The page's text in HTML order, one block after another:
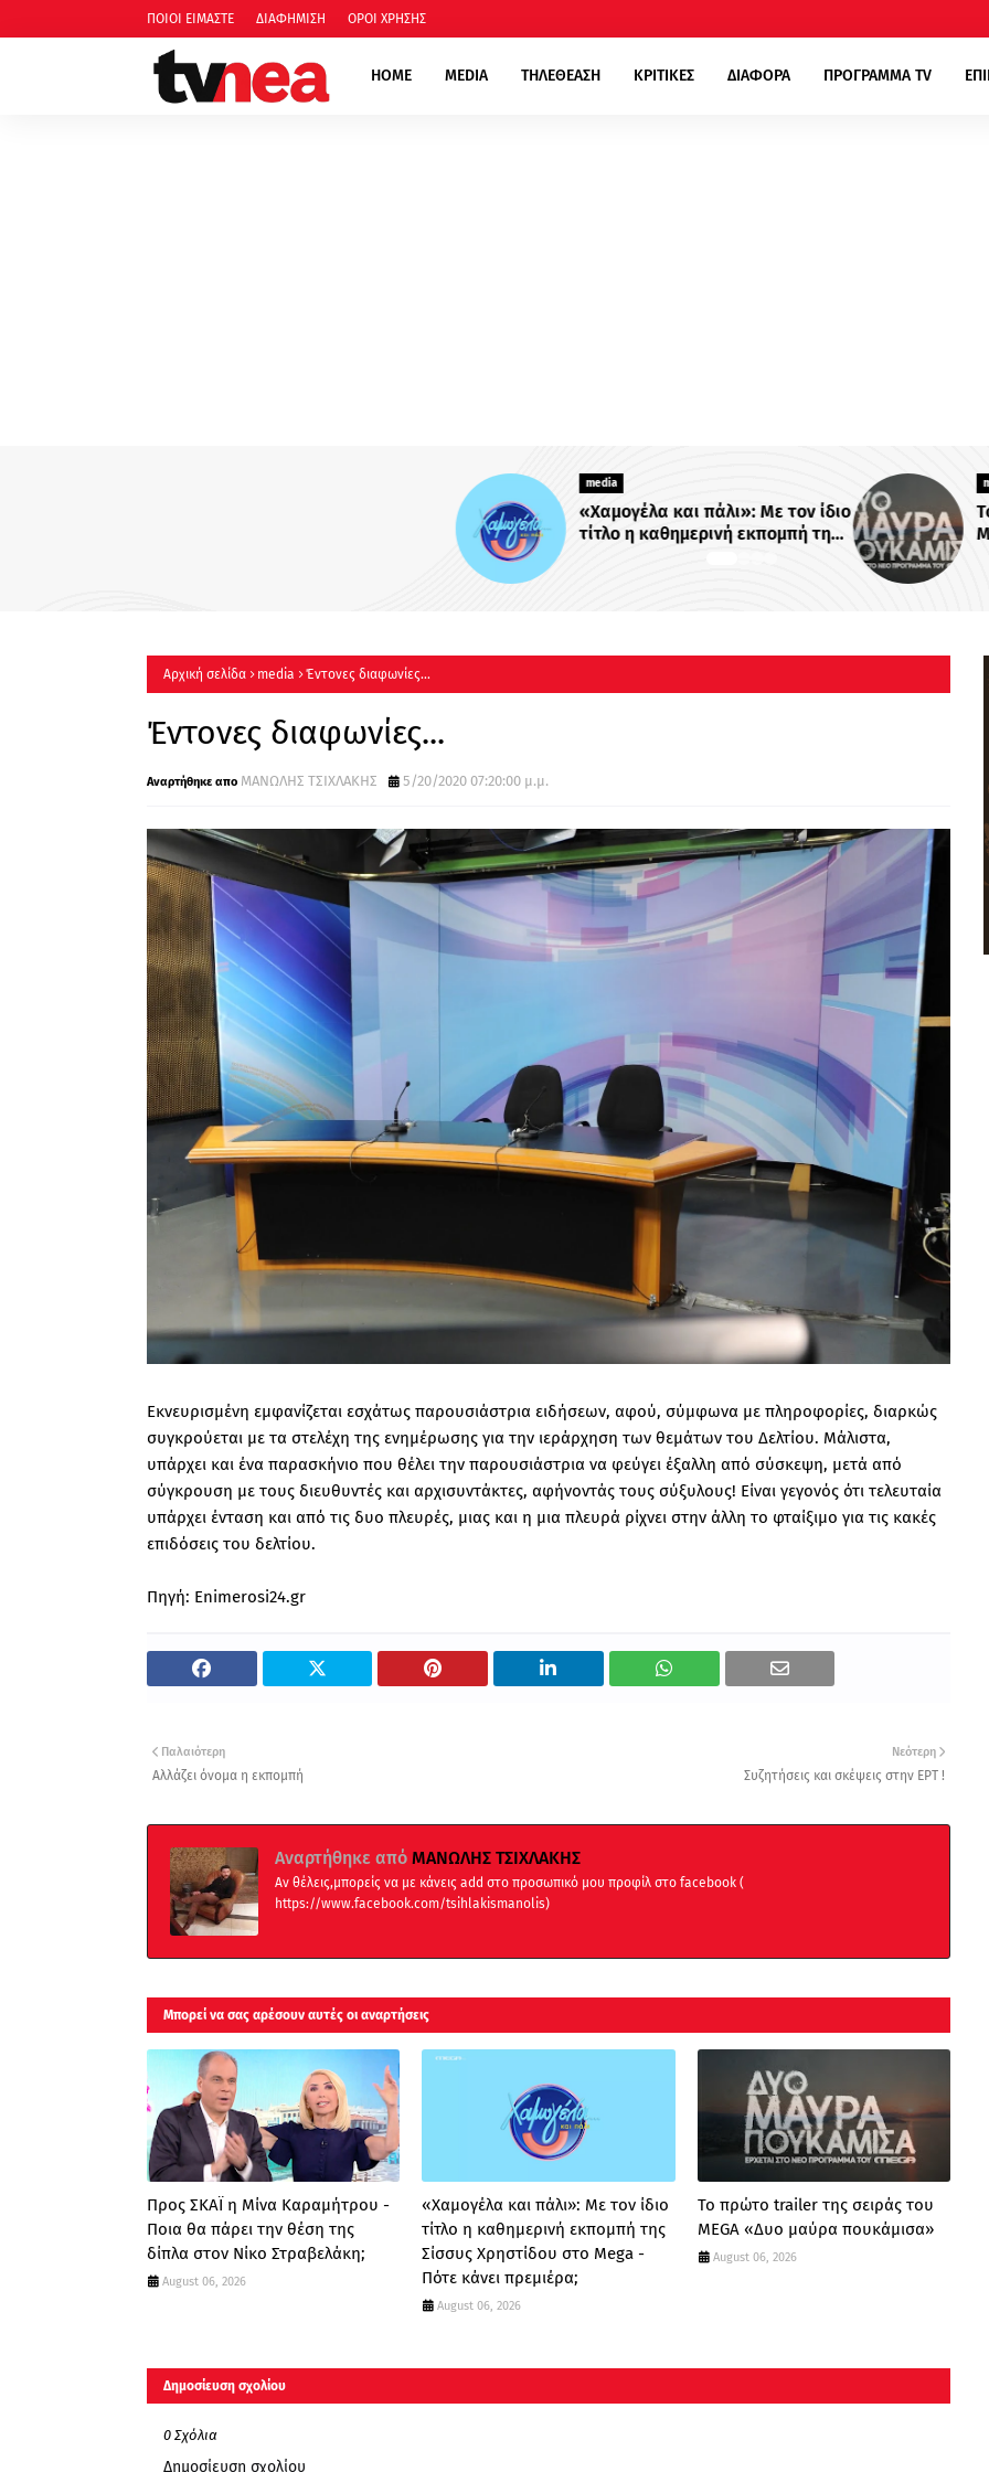
ΠΟΙΟΙ ΕΙΜΑΣΤΕ ΔΙΑΦΗΜΙΣΗ ΟΡΟΙ ΧΡΗΣΗΣ
HOME MEDIA ΤΗΛΕΘΕΑΣΗ ΚΡΙΤΙΚΕΣ ΔΙΑΦΟΡΑ ΠΡΟΓΡΑΜΜΑ TV
«Χαμογέλα και πάλι»: Με τον ίδιο
τίτλο η καθημερινή εκπομπή της
Σίσσυς Χρηστίδου στο Mega -
Το πρώτο trailer της σειράς του
MEGA «Δυο μαύρα πουκάμισα»
Αρχική σελίδα media Έντονες διαφωνίες...
Έντονες διαφωνίες...
ΜΑΝΩΛΗΣ ΤΣΙΧΛΑΚΗΣ 5/20/2020 07:20:00 μ.μ.
Εκνευρισμένη εμφανίζεται εσχάτως παρουσιάστρια ειδήσεων, αφού, σύμφωνα με πληροφορίες, διαρκώς
συγκρούεται με τα στελέχη της ενημέρωσης για την ιεράρχηση των θεμάτων του Δελτίου. Μάλιστα,
υπάρχει και ένα παρασκήνιο που θέλει την παρουσιάστρια να φεύγει έξαλλη από σύσκεψη, μετά από
σύγκρουση με τους διευθυντές και αρχισυντάκτες, αφήνοντάς τους σύξυλους! Είναι γεγονός ότι τελευταία
υπάρχει ένταση και από τις δυο πλευρές, μιας και η μια πλευρά ρίχνει στην άλλη το φταίξιμο για τις κακές
επιδόσεις του δελτίου.
Πηγή: Εnimerosi24.gr
Νεότερη
Συζητήσεις και σκέψεις στην ΕΡΤ !
Παλαιότερη
Αλλάζει όνομα η εκπομπή
Αναρτήθηκε από ΜΑΝΩΛΗΣ ΤΣΙΧΛΑΚΗΣ
Αν θέλεις,μπορείς να με κάνεις add στο προσωπικό μου προφίλ στο facebook (
https://www.facebook.com/tsihlakismanolis)
Μπορεί να σας αρέσουν αυτές οι αναρτήσεις
Προς ΣΚΑΪ η Μίνα Καραμήτρου -
Ποια θα πάρει την θέση της
δίπλα στον Νίκο Στραβελάκη;
August 06, 2026
«Χαμογέλα και πάλι»: Με τον ίδιο
τίτλο η καθημερινή εκπομπή της
Σίσσυς Χρηστίδου στο Mega -
Πότε κάνει πρεμιέρα;
August 06, 2026
Το πρώτο trailer της σειράς του
MEGA «Δυο μαύρα πουκάμισα»
August 06, 2026
Δημοσίευση σχολίου
0 Σχόλια
Δημοσίευση σχολίου